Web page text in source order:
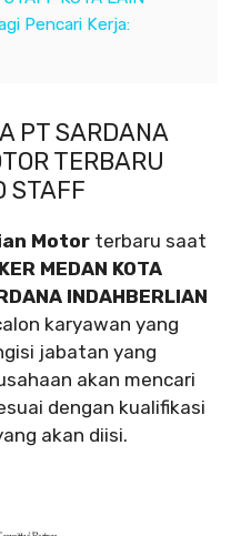
Pencari Kerja:
PT SARDANA
TERBARU
STAFF
Motor terbaru saat
MEDAN KOTA
INDAHBERLIAN
karyawan yang
jabatan yang
akan mencari
dengan kualifikasi
akan diisi.